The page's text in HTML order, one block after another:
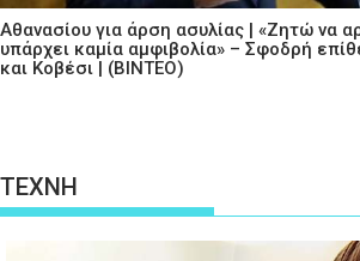
Αθανασίου για άρση ασυλίας | «Ζητώ να
υπάρχει καμία αμφιβολία» – Σφοδρή
και Κοβέσι | (ΒΙΝΤΕΟ)
ΤΕΧΝΗ